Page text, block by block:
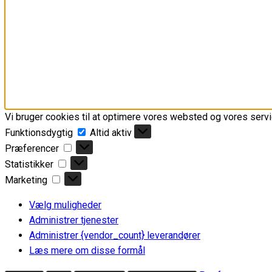
Vi bruger cookies til at optimere vores websted og vores
Funktionsdygtig
Funktionsdygtig
Altid aktiv
Præferencer
Præferencer
Statistikker
Statistikker
Marketing
Marketing
Vælg muligheder
Administrer tjenester
Administrer {vendor_count} leverandører
Læs mere om disse formål